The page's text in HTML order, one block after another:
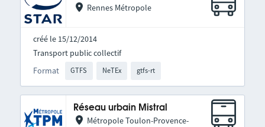
Rennes Métropole
créé le 15/12/2014
Format GTFS NeTEx gtfs-rt
Transport public collectif
Réseau urbain Mistral
Métropole Toulon-Provence-